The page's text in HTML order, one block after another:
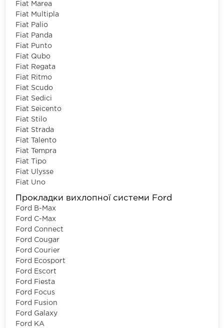
Fiat Marea
Fiat Multipla
Fiat Palio
Fiat Panda
Fiat Punto
Fiat Qubo
Fiat Regata
Fiat Ritmo
Fiat Scudo
Fiat Sedici
Fiat Seicento
Fiat Stilo
Fiat Strada
Fiat Talento
Fiat Tempra
Fiat Tipo
Fiat Ulysse
Fiat Uno
Прокладки вихлопної системи Ford
Ford B-Max
Ford C-Max
Ford Connect
Ford Cougar
Ford Courier
Ford Ecosport
Ford Escort
Ford Fiesta
Ford Focus
Ford Fusion
Ford Galaxy
Ford KA